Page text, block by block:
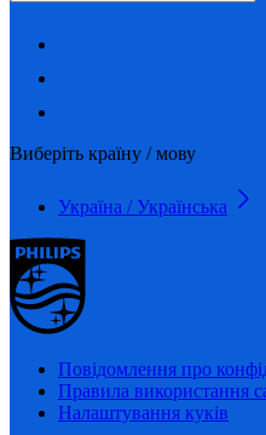
Виберіть країну / мову
Україна / Українська
Повідомлення про
Правила використання
Налаштування куків